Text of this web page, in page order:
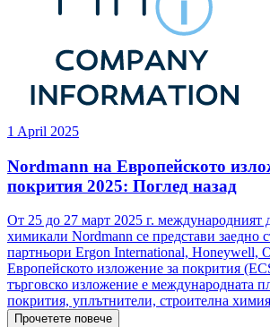
1 April 2025
Nordmann на Европейското
покрития 2025: Поглед назад
От 25 до 27 март 2025 г. международният
химикали Nordmann се представи заедно
партньори Ergon International, Honeywell,
Европейското изложение за покрития
търговско изложение е международната
покрития, уплътнители, строителна
Прочетете повече